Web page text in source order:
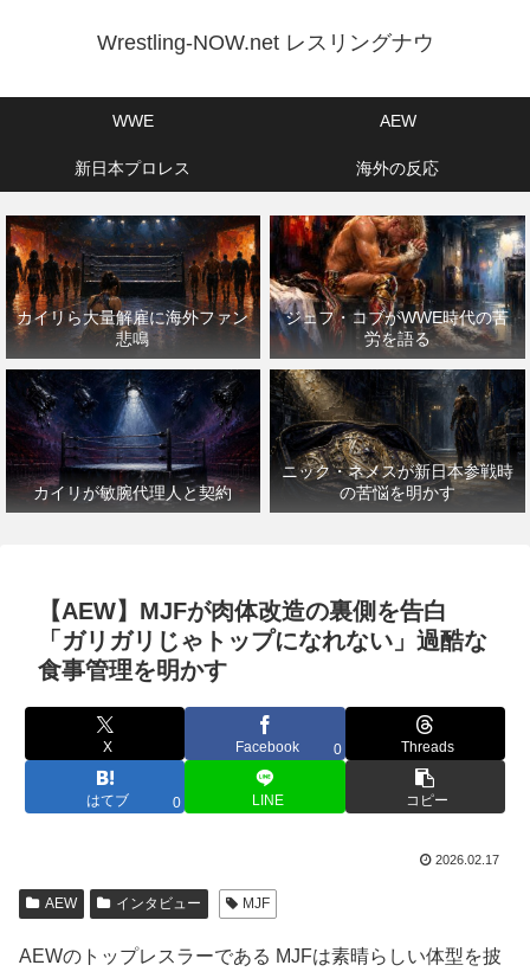
Wrestling-NOW.net レスリングナウ
WWE AEW
新日本プロレス 海外の反応
カイリら大量解雇に海外ファン
悲鳴
ジェフ・コブがWWE時代の苦
労を語る
カイリが敏腕代理人と契約
ニック・ネメスが新日本参戦時
の苦悩を明かす
【AEW】MJFが肉体改造の裏側を告白
「ガリガリじゃトップになれない」過酷な
食事管理を明かす
X Facebook 0 Threads
はてブ 0 LINE コピー
2026.02.17
AEW インタビュー MJF
AEWのトップレスラーである MJFは素晴らしい体型を披